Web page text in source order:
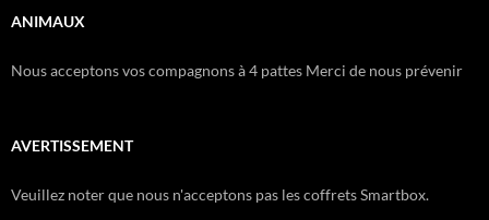
ANIMAUX
Nous acceptons vos compagnons à 4 pattes Merci de nous prévenir
AVERTISSEMENT
Veuillez noter que nous n'acceptons pas les coffrets Smartbox.